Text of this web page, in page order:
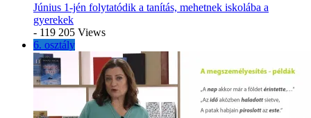
Június 1-jén folytatódik a tanítás, mehetnek iskolába a
gyerekek
- 119 205 Views
6. osztály